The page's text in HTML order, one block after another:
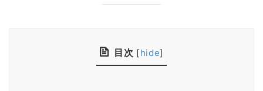
目次 [hide]